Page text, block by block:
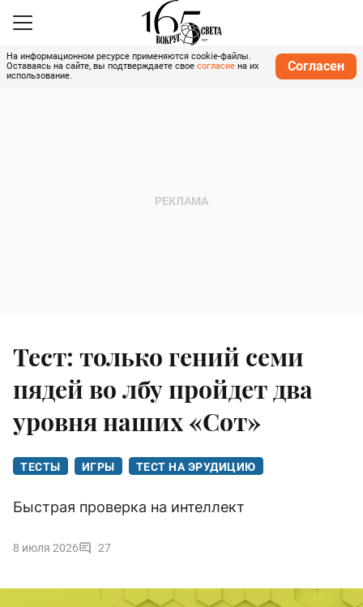
На информационном ресурсе применяются cookie-файлы.
Оставаясь на сайте, вы подтверждаете свое согласие на их
использование.
Согласен
Тест: только гений семи
пядей во лбу пройдет два
уровня наших «Сот»
ТЕСТЫ ИГРЫ ТЕСТ НА ЭРУДИЦИЮ
Быстрая проверка на интеллект
8 июля 2026 27